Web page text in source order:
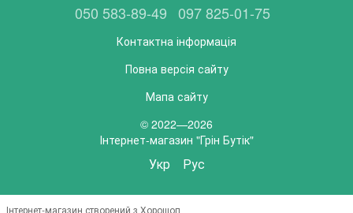
050 583-89-49 097 825-01-75
Контактна інформація
Повна версія сайту
Мапа сайту
© 2022—2026
Інтернет-магазин "Грін Бутік"
Укр Рус
Інтернет-магазин створений з Хорошоп